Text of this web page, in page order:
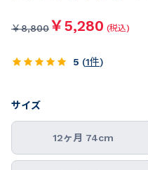
￥8,800￥5,280 (税込)
5 (1件)
サイズ
12ヶ月 74cm